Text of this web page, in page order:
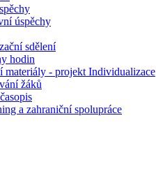
úspěchy
sdělení
hodin
materiály - projekt Individualizace
žáků
a zahraniční spolupráce